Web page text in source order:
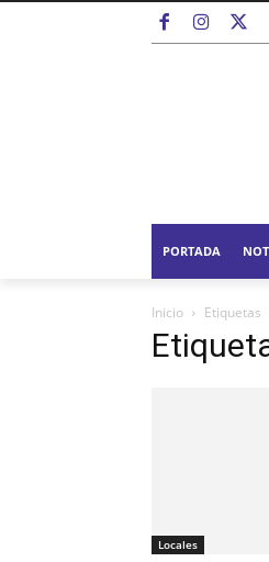
PORTADA
Inicio Etiquetas
Locales